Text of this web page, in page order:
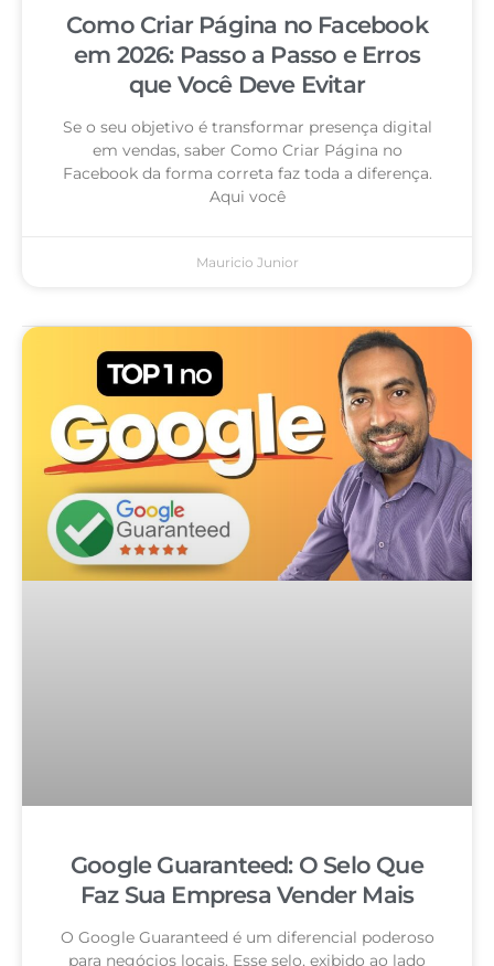
Como Criar Página no Facebook
em 2026: Passo a Passo e Erros
que Você Deve Evitar
Se o seu objetivo é transformar presença digital
em vendas, saber Como Criar Página no
Facebook da forma correta faz toda a diferença.
Aqui você
Mauricio Junior
Google Guaranteed: O Selo Que
Faz Sua Empresa Vender Mais
O Google Guaranteed é um diferencial poderoso
para negócios locais. Esse selo, exibido ao lado